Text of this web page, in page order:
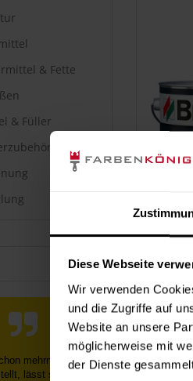
Diese Webseite
Wir verwenden
und die Zugriffe auf
Website an unsere
möglicherweise mit
der Dienste
& Fette
& Füller
mehrmals diese
lässt sich sehr